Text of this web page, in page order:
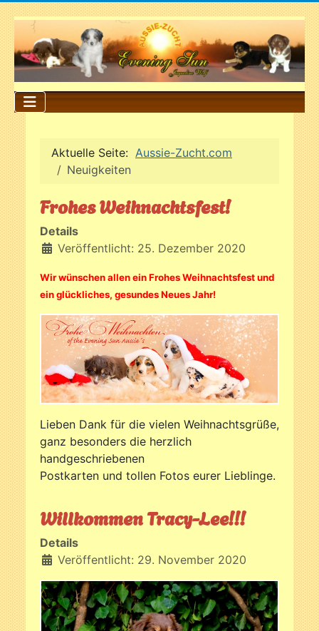
Aktuelle Seite: Aussie-Zucht.com
Neuigkeiten
Frohes Weihnachtsfest!
Details
Veröffentlicht: 25. Dezember 2020
Wir wünschen allen ein Frohes Weihnachtsfest und
ein glückliches, gesundes Neues Jahr!
Lieben Dank für die vielen Weihnachtsgrüße,
ganz besonders die herzlich
handgeschriebenen
Postkarten und tollen Fotos eurer Lieblinge.
Willkommen Tracy-Lee!!!
Details
Veröffentlicht: 29. November 2020